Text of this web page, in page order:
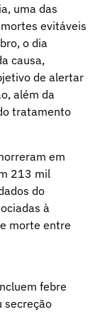
uma das
evitáveis
o dia
causa,
de alertar
além da
tratamento
em
213 mil
do
à
morte entre
febre
secreção